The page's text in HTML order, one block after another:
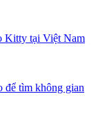
Kitty tại Việt Nam
để tìm không gian